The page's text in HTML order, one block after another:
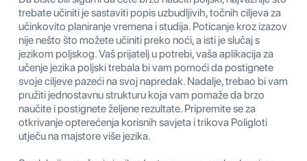
trebate učiniti je sastaviti popis uzbudljivih, točnih ciljeva za
učinkovito planiranje vremena i studija. Poticanje kroz izazov
nije nešto što možete učiniti preko noći, a isti je slučaj s
jezikom poljskog. Vaš prijatelj u potrebi, vaša aplikacija za
učenje jezika poljski trebala bi vam pomoći da postignete
svoje ciljeve pazeći na svoj napredak. Nadalje, trebao bi vam
pružiti jednostavnu strukturu koja vam pomaže da brzo
naučite i postignete željene rezultate. Pripremite se za
otkrivanje opterećenja korisnih savjeta i trikova Poligloti
utječu na majstore više jezika.